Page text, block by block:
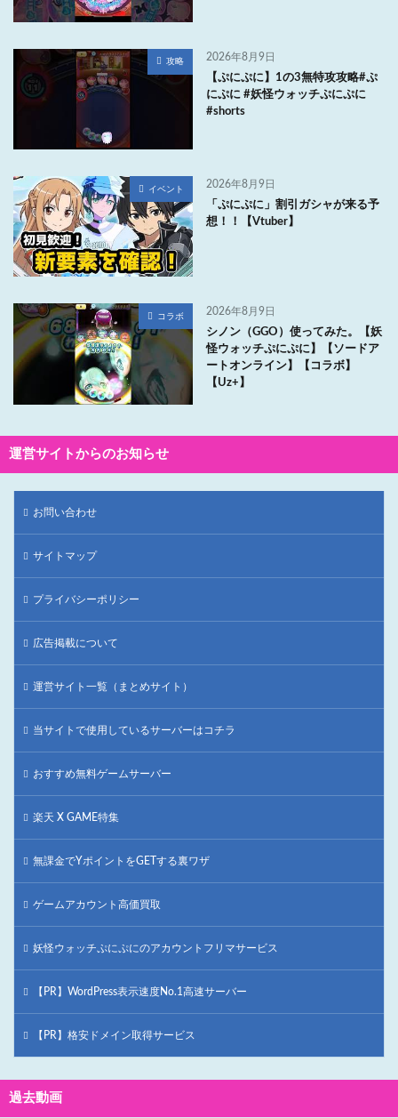
攻略 2026年8月9日
【ぷにぷに】1の3無特攻攻略#ぷ
にぷに #妖怪ウォッチぷにぷに
#shorts
イベント 2026年8月9日
「ぷにぷに」割引ガシャが来る予
想！！【Vtuber】
コラボ 2026年8月9日
シノン（GGO）使ってみた。【妖
怪ウォッチぷにぷに】【ソードア
ートオンライン】【コラボ】
【Uz+】
運営サイトからのお知らせ
お問い合わせ
サイトマップ
プライバシーポリシー
広告掲載について
運営サイト一覧（まとめサイト）
当サイトで使用しているサーバーはコチラ
おすすめ無料ゲームサーバー
楽天 X GAME特集
無課金でYポイントをGETする裏ワザ
ゲームアカウント高価買取
妖怪ウォッチぷにぷにのアカウントフリマサービス
【PR】WordPress表示速度No.1高速サーバー
【PR】格安ドメイン取得サービス
過去動画